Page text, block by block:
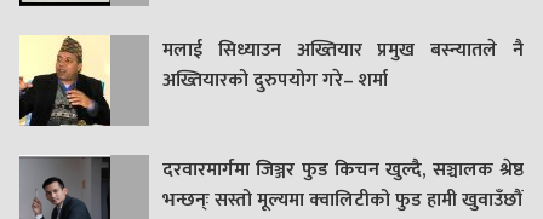
मलाई सिध्याउन अख्तियार प्रमुख बस्न्यातले नै
अख्तियारको दुरुपयोग गरे– शर्मा
दरवारमार्गमा जिञ्जर फुड किचन खुल्दै, सञ्चालक श्रेष्ठ
भन्छन्ः सस्तो मूल्यमा क्वालिटीको फुड हामी खुवाउँछौं